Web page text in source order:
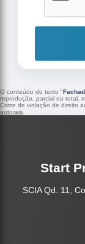
O conteúdo do texto "
reprodução, parcial ou total,
Crime de violação de direito
autorais
Start
SCIA Qd. 11,